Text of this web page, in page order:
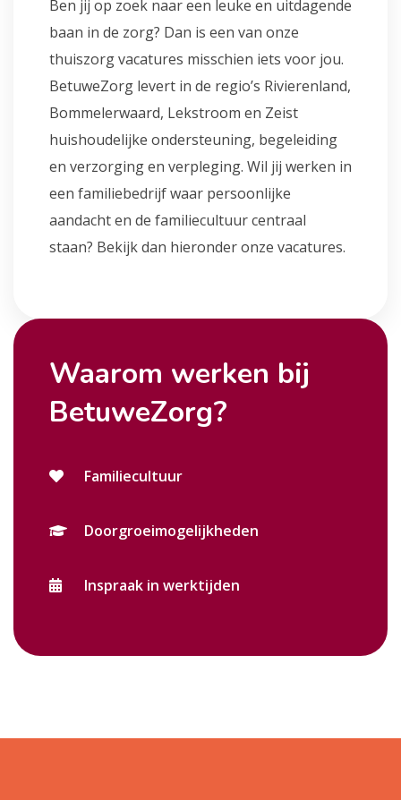
Ben jij op zoek naar een leuke en uitdagende
baan in de zorg? Dan is een van onze
thuiszorg vacatures misschien iets voor jou.
BetuweZorg levert in de regio’s Rivierenland,
Bommelerwaard, Lekstroom en Zeist
huishoudelijke ondersteuning, begeleiding
en verzorging en verpleging. Wil jij werken in
een familiebedrijf waar persoonlijke
aandacht en de familiecultuur centraal
staan? Bekijk dan hieronder onze vacatures.
Waarom werken bij
BetuweZorg?
Familiecultuur
Doorgroeimogelijkheden
Inspraak in werktijden